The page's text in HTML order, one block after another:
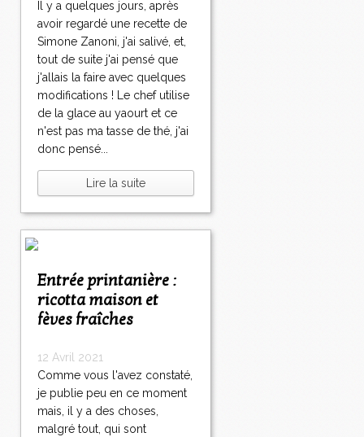
Il y a quelques jours, après
avoir regardé une recette de
Simone Zanoni, j'ai salivé, et,
tout de suite j'ai pensé que
j'allais la faire avec quelques
modifications ! Le chef utilise
de la glace au yaourt et ce
n'est pas ma tasse de thé, j'ai
donc pensé...
Lire la suite
Entrée printanière :
ricotta maison et
fèves fraîches
12 Avril 2021
Comme vous l'avez constaté,
je publie peu en ce moment
mais, il y a des choses,
malgré tout, qui sont